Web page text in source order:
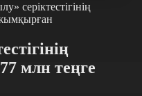
серіктестігінің
млн теңге